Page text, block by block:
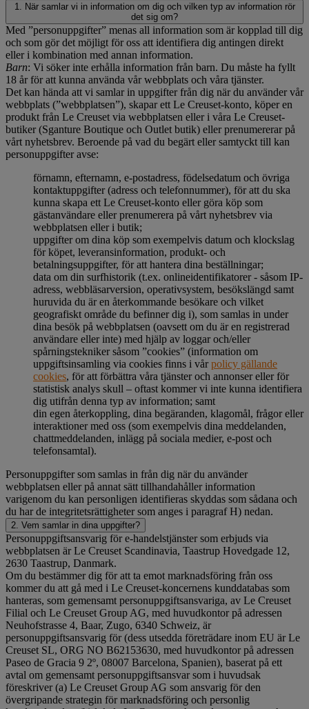
1. När samlar vi in information om dig och vilken typ av information rör
det sig om?
Med ”personuppgifter” menas all information som är kopplad till dig
och som gör det möjligt för oss att identifiera dig antingen direkt
eller i kombination med annan information.
Barn: Vi söker inte erhålla information från barn. Du måste ha fyllt
18 år för att kunna använda vår webbplats och våra tjänster.
Det kan hända att vi samlar in uppgifter från dig när du använder vår
webbplats (”webbplatsen”), skapar ett Le Creuset-konto, köper en
produkt från Le Creuset via webbplatsen eller i våra Le Creuset-
butiker (Sganture Boutique och Outlet butik) eller prenumererar på
vårt nyhetsbrev. Beroende på vad du begärt eller samtyckt till kan
personuppgifter avse:
förnamn, efternamn, e-postadress, födelsedatum och övriga
kontaktuppgifter (adress och telefonnummer), för att du ska
kunna skapa ett Le Creuset-konto eller göra köp som
gästanvändare eller prenumerera på vårt nyhetsbrev via
webbplatsen eller i butik;
uppgifter om dina köp som exempelvis datum och klockslag
för köpet, leveransinformation, produkt- och
betalningsuppgifter, för att hantera dina beställningar;
data om din surfhistorik (t.ex. onlineidentifikatorer - såsom IP-
adress, webbläsarversion, operativsystem, besökslängd samt
huruvida du är en återkommande besökare och vilket
geografiskt område du befinner dig i), som samlas in under
dina besök på webbplatsen (oavsett om du är en registrerad
användare eller inte) med hjälp av loggar och/eller
spårningstekniker såsom ”cookies” (information om
uppgiftsinsamling via cookies finns i vårpolicy gällande
cookies, för att förbättra våra tjänster och annonser eller för
statistisk analys skull – oftast kommer vi inte kunna identifiera
dig utifrån denna typ av information; samt
din egen återkoppling, dina begäranden, klagomål, frågor eller
interaktioner med oss (som exempelvis dina meddelanden,
chattmeddelanden, inlägg på sociala medier, e-post och
telefonsamtal).
Personuppgifter som samlas in från dig när du använder
webbplatsen eller på annat sätt tillhandahåller information
varigenom du kan personligen identifieras skyddas som sådana och
du har de integritetsrättigheter som anges i paragraf H) nedan.
2. Vem samlar in dina uppgifter?
Personuppgiftsansvarig för e-handelstjänster som erbjuds via
webbplatsen är Le Creuset Scandinavia, Taastrup Hovedgade 12,
2630 Taastrup, Danmark.
Om du bestämmer dig för att ta emot marknadsföring från oss
kommer du att gå med i Le Creuset-koncernens kunddatabas som
hanteras, som gemensamt personuppgiftsansvariga, av Le Creuset
Filial och Le Creuset Group AG, med huvudkontor på adressen
Neuhofstrasse 4, Baar, Zugo, 6340 Schweiz, är
personuppgiftsansvarig för (dess utsedda företrädare inom EU är Le
Creuset SL, ORG NO B62153630, med huvudkontor på adressen
Paseo de Gracia 9 2º, 08007 Barcelona, Spanien), baserat på ett
avtal om gemensamt personuppgiftsansvar som i huvudsak
föreskriver (a) Le Creuset Group AG som ansvarig för den
övergripande strategin för marknadsföring och personlig